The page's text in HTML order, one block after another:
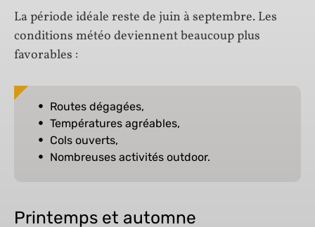
La période idéale reste de juin à septembre. Les
conditions météo deviennent beaucoup plus
favorables :
Routes dégagées,
Températures agréables,
Cols ouverts,
Nombreuses activités outdoor.
Printemps et automne